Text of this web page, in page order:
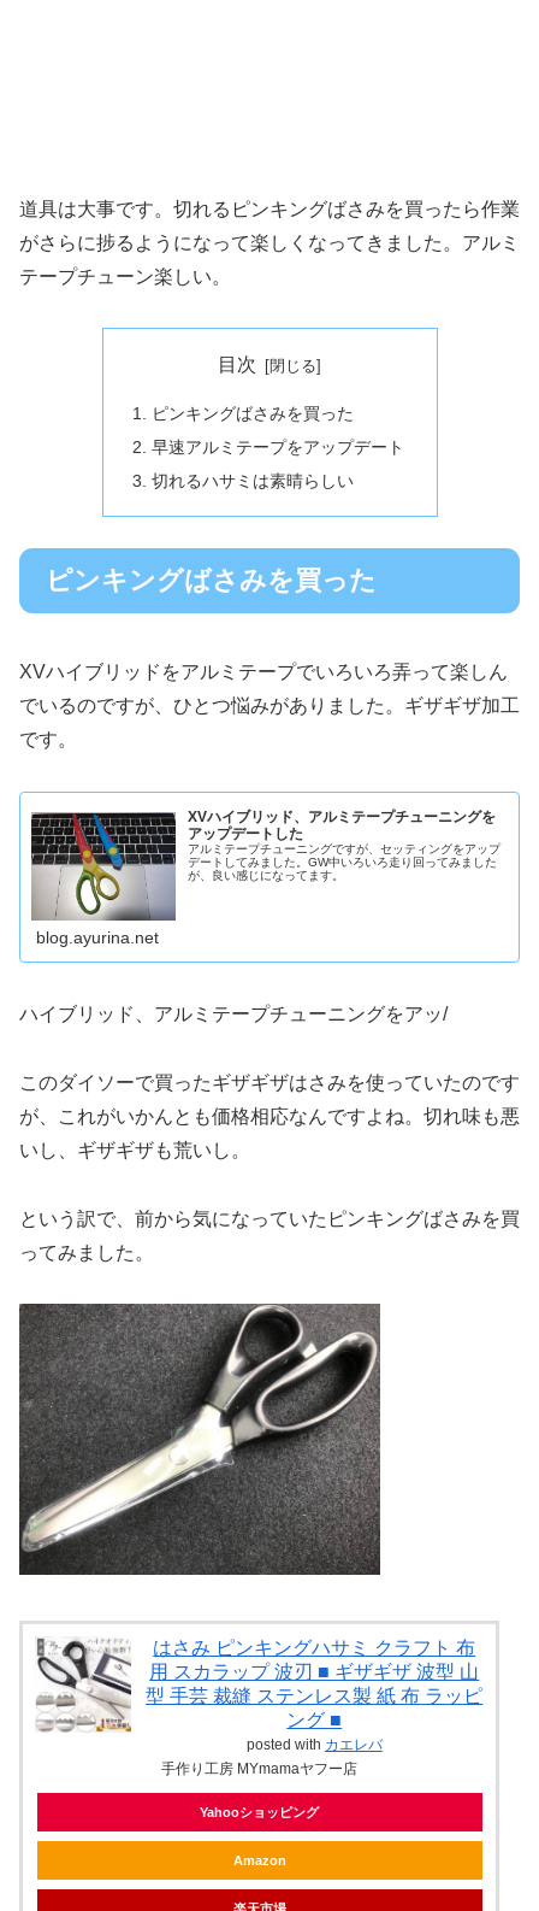
道具は大事です。切れるピンキングばさみを買ったら作業
がさらに捗るようになって楽しくなってきました。アルミ
テープチューン楽しい。
目次
ピンキングばさみを買った
早速アルミテープをアップデート
切れるハサミは素晴らしい
ピンキングばさみを買った
XVハイブリッドをアルミテープでいろいろ弄って楽しん
でいるのですが、ひとつ悩みがありました。ギザギザ加工
です。
XVハイブリッド、アルミテープチューニングを
アップデートした
アルミテープチューニングですが、セッティングをアップ
デートしてみました。GW中いろいろ走り回ってみました
が、良い感じになってます。
blog.ayurina.net
ハイブリッド、アルミテープチューニングをアッ/
このダイソーで買ったギザギザはさみを使っていたのです
が、これがいかんとも価格相応なんですよね。切れ味も悪
いし、ギザギザも荒いし。
という訳で、前から気になっていたピンキングばさみを買
ってみました。
はさみ ピンキングハサミ クラフト 布
用 スカラップ 波刃 ■ ギザギザ 波型 山
型 手芸 裁縫 ステンレス製 紙 布 ラッピ
ング ■
posted with カエレバ
手作り工房 MYmamaヤフー店
Yahooショッピング
Amazon